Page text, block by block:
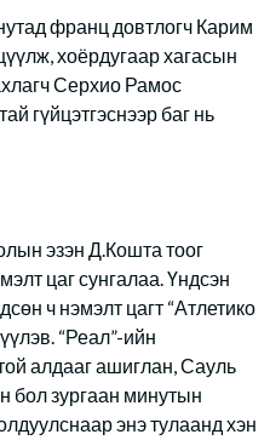
франц довтлогч Карим
хоёрдугаар хагасын
Серхио Рамос
гүйцэтгэснээр баг нь
эзэн Д.Кошта тоог
цаг сунгалаа. Үндсэн
ч нэмэлт цагт “Атлетико
“Реал”-ийн
алдааг ашиглан, Сауль
бол зургаан минутын
энэ тулаанд хэн